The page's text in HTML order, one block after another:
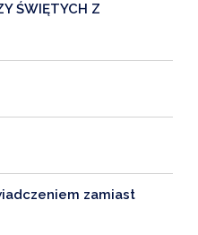
ŚWIĘTYCH Z
zamiast